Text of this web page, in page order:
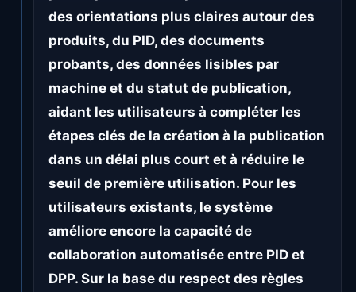
des orientations plus claires autour des
produits, du PID, des documents
probants, des données lisibles par
machine et du statut de publication,
aidant les utilisateurs à compléter les
étapes clés de la création à la publication
dans un délai plus court et à réduire le
seuil de première utilisation. Pour les
utilisateurs existants, le système
améliore encore la capacité de
collaboration automatisée entre PID et
DPP. Sur la base du respect des règles